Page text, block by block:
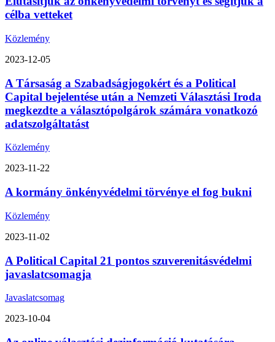
célba vetteket
Közlemény
2023-12-05
A Társaság a Szabadságjogokért és a Political
Capital bejelentése után a Nemzeti Választási Iroda
megkezdte a választópolgárok számára vonatkozó
adatszolgáltatást
Közlemény
2023-11-22
A kormány önkényvédelmi törvénye el fog bukni
Közlemény
2023-11-02
A Political Capital 21 pontos szuverenitásvédelmi
javaslatcsomagja
Javaslatcsomag
2023-10-04